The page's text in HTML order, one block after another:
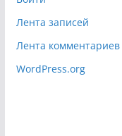
Лента записей
Лента комментариев
WordPress.org